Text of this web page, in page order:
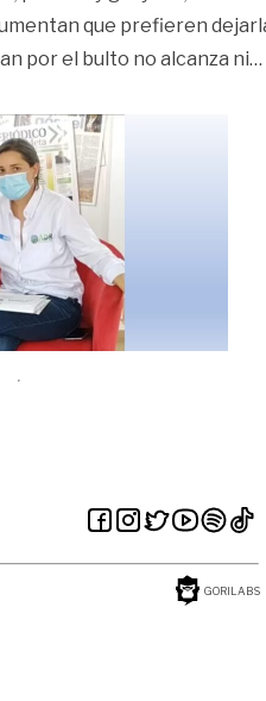
que prefieren
por el bulto no alcanza ni…
GORILABS